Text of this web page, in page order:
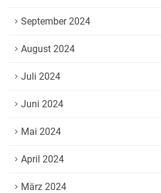
September 2024
August 2024
Juli 2024
Juni 2024
Mai 2024
April 2024
März 2024